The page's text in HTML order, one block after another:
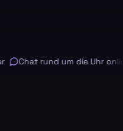
Chat rund um die Uhr